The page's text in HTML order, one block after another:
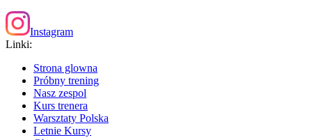
Instagram
Linki:
Strona glowna
Próbny trening
Nasz zespol
Kurs trenera
Warsztaty Polska
Letnie Kursy